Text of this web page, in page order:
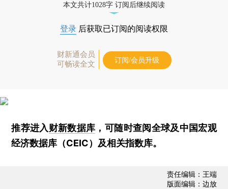
本文共计1028字 订阅后继续阅读
登录 后获取已订阅的阅读权限
财新通会员
可畅读全文
订阅/会员升级
推荐进入财新数据库 ，可随时查阅全球及中国宏观
经济数据库（CEIC）及相关指数库。
责任编辑：王端
版面编辑：边放